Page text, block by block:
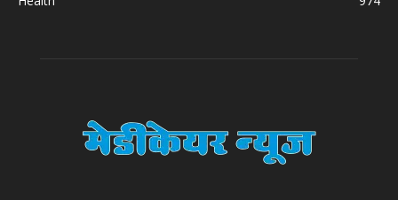
Dr. Madhukar Pharmaceuticals (P) Ltd